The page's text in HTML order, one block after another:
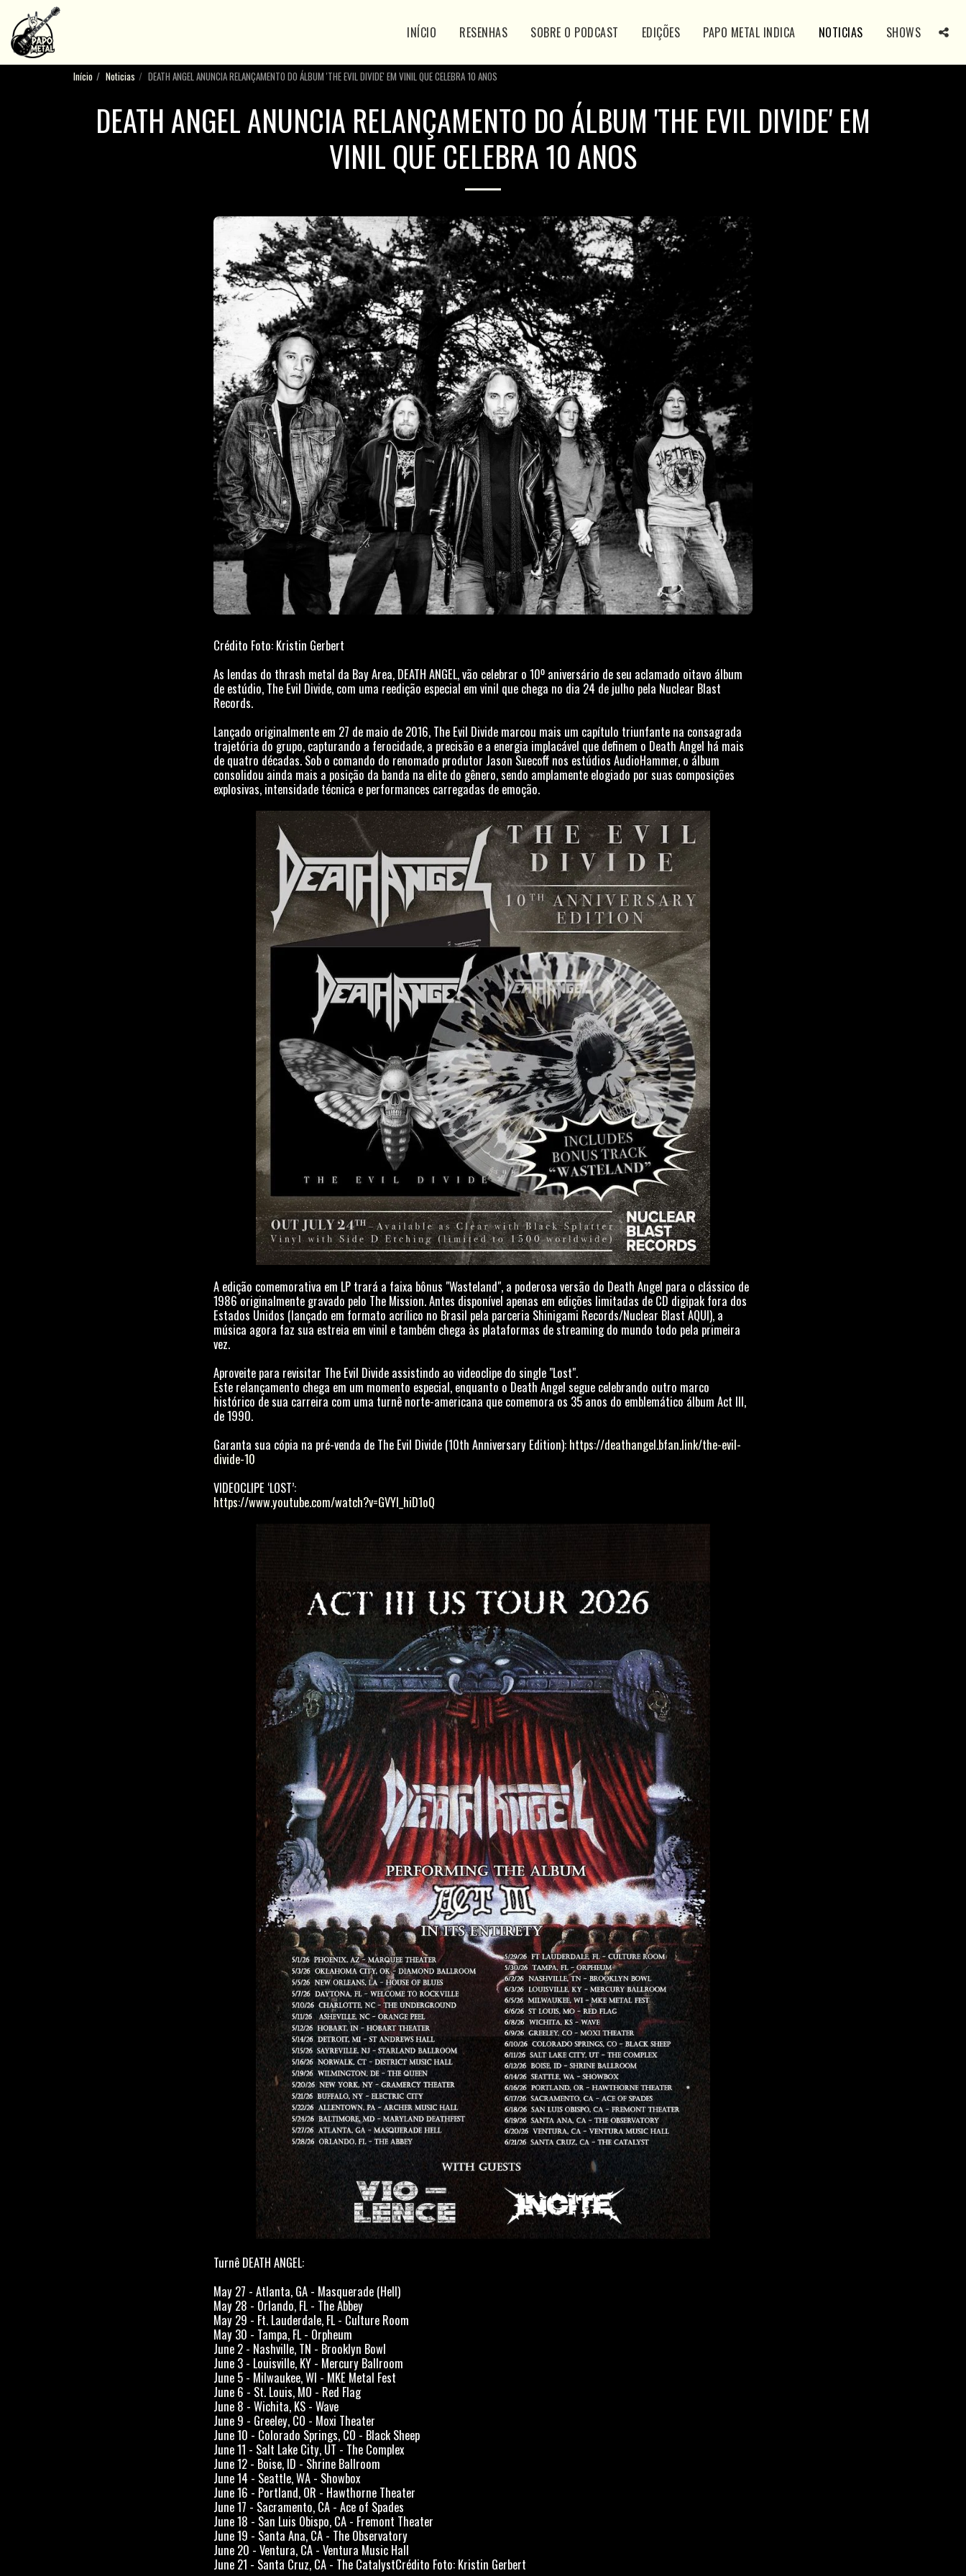
INÍCIO RESENHAS SOBRE O PODCAST EDIÇÕES PAPO METAL INDICA NOTICIAS SHOWS
Início Noticias DEATH ANGEL ANUNCIA RELANÇAMENTO DO ÁLBUM 'THE EVIL DIVIDE' EM VINIL QUE CELEBRA 10 ANOS
DEATH ANGEL ANUNCIA RELANÇAMENTO DO ÁLBUM 'THE EVIL DIVIDE' EM
VINIL QUE CELEBRA 10 ANOS
Crédito Foto: Kristin Gerbert
As lendas do thrash metal da Bay Area, DEATH ANGEL, vão celebrar o 10º aniversário de seu aclamado oitavo álbum
de estúdio, The Evil Divide, com uma reedição especial em vinil que chega no dia 24 de julho pela Nuclear Blast
Records.
Lançado originalmente em 27 de maio de 2016, The Evil Divide marcou mais um capítulo triunfante na consagrada
trajetória do grupo, capturando a ferocidade, a precisão e a energia implacável que definem o Death Angel há mais
de quatro décadas. Sob o comando do renomado produtor Jason Suecoff nos estúdios AudioHammer, o álbum
consolidou ainda mais a posição da banda na elite do gênero, sendo amplamente elogiado por suas composições
explosivas, intensidade técnica e performances carregadas de emoção.
A edição comemorativa em LP trará a faixa bônus "Wasteland", a poderosa versão do Death Angel para o clássico de
1986 originalmente gravado pelo The Mission. Antes disponível apenas em edições limitadas de CD digipak fora dos
Estados Unidos (lançado em formato acrílico no Brasil pela parceria Shinigami Records/Nuclear Blast AQUI), a
música agora faz sua estreia em vinil e também chega às plataformas de streaming do mundo todo pela primeira
vez.
Aproveite para revisitar The Evil Divide assistindo ao videoclipe do single "Lost".
Este relançamento chega em um momento especial, enquanto o Death Angel segue celebrando outro marco
histórico de sua carreira com uma turnê norte-americana que comemora os 35 anos do emblemático álbum Act III,
de 1990.
Garanta sua cópia na pré-venda de The Evil Divide (10th Anniversary Edition): https://deathangel.bfan.link/the-evil-
divide-10
VIDEOCLIPE ‘LOST’:
https://www.youtube.com/watch?v=GVYl_hiD1oQ
Turnê DEATH ANGEL:
May 27 - Atlanta, GA - Masquerade (Hell)
May 28 - Orlando, FL - The Abbey
May 29 - Ft. Lauderdale, FL - Culture Room
May 30 - Tampa, FL - Orpheum
June 2 - Nashville, TN - Brooklyn Bowl
June 3 - Louisville, KY - Mercury Ballroom
June 5 - Milwaukee, WI - MKE Metal Fest
June 6 - St. Louis, MO - Red Flag
June 8 - Wichita, KS - Wave
June 9 - Greeley, CO - Moxi Theater
June 10 - Colorado Springs, CO - Black Sheep
June 11 - Salt Lake City, UT - The Complex
June 12 - Boise, ID - Shrine Ballroom
June 14 - Seattle, WA - Showbox
June 16 - Portland, OR - Hawthorne Theater
June 17 - Sacramento, CA - Ace of Spades
June 18 - San Luis Obispo, CA - Fremont Theater
June 19 - Santa Ana, CA - The Observatory
June 20 - Ventura, CA - Ventura Music Hall
June 21 - Santa Cruz, CA - The CatalystCrédito Foto: Kristin Gerbert